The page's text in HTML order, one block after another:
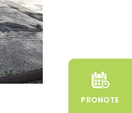
PRONOTE